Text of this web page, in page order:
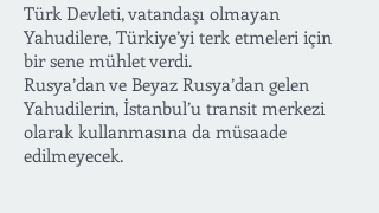
Türk Devleti, vatandaşı olmayan
Yahudilere, Türkiye’yi terk etmeleri için
bir sene mühlet verdi.
Rusya’dan ve Beyaz Rusya’dan gelen
Yahudilerin, İstanbul’u transit merkezi
olarak kullanmasına da müsaade
edilmeyecek.